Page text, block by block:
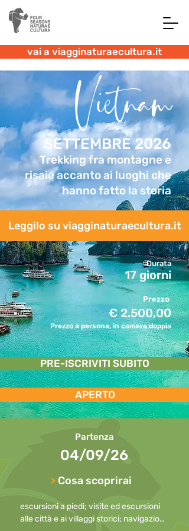
vai a viagginaturaecultura.it
Vietnam
SETTEMBRE 2026
Trekking fra montagne e
risaie accanto ai luoghi che
hanno fatto la storia
Leggilo su viagginaturaecultura.it
Durata
17 giorni
Prezzo
€ 2.500,00
Prezzo a persona, in camera doppia
PRE-ISCRIVITI SUBITO
APERTO
Partenza
04/09/26
> Cosa scoprirai
escursioni a piedi; visite ed escursioni
alle città e ai villaggi storici; navigazione